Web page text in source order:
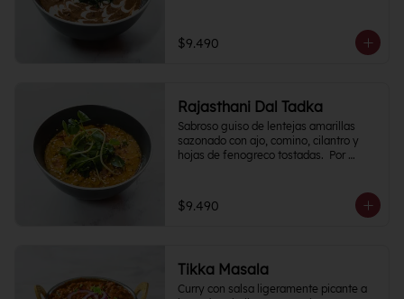
$9.490
Rajasthani Dal Tadka
Sabroso guiso de lentejas amarillas
sazonado con ajo, comino, cilantro y
hojas de fenogreco tostadas.  Por
$9.490
Tikka Masala
Curry con salsa ligeramente picante a